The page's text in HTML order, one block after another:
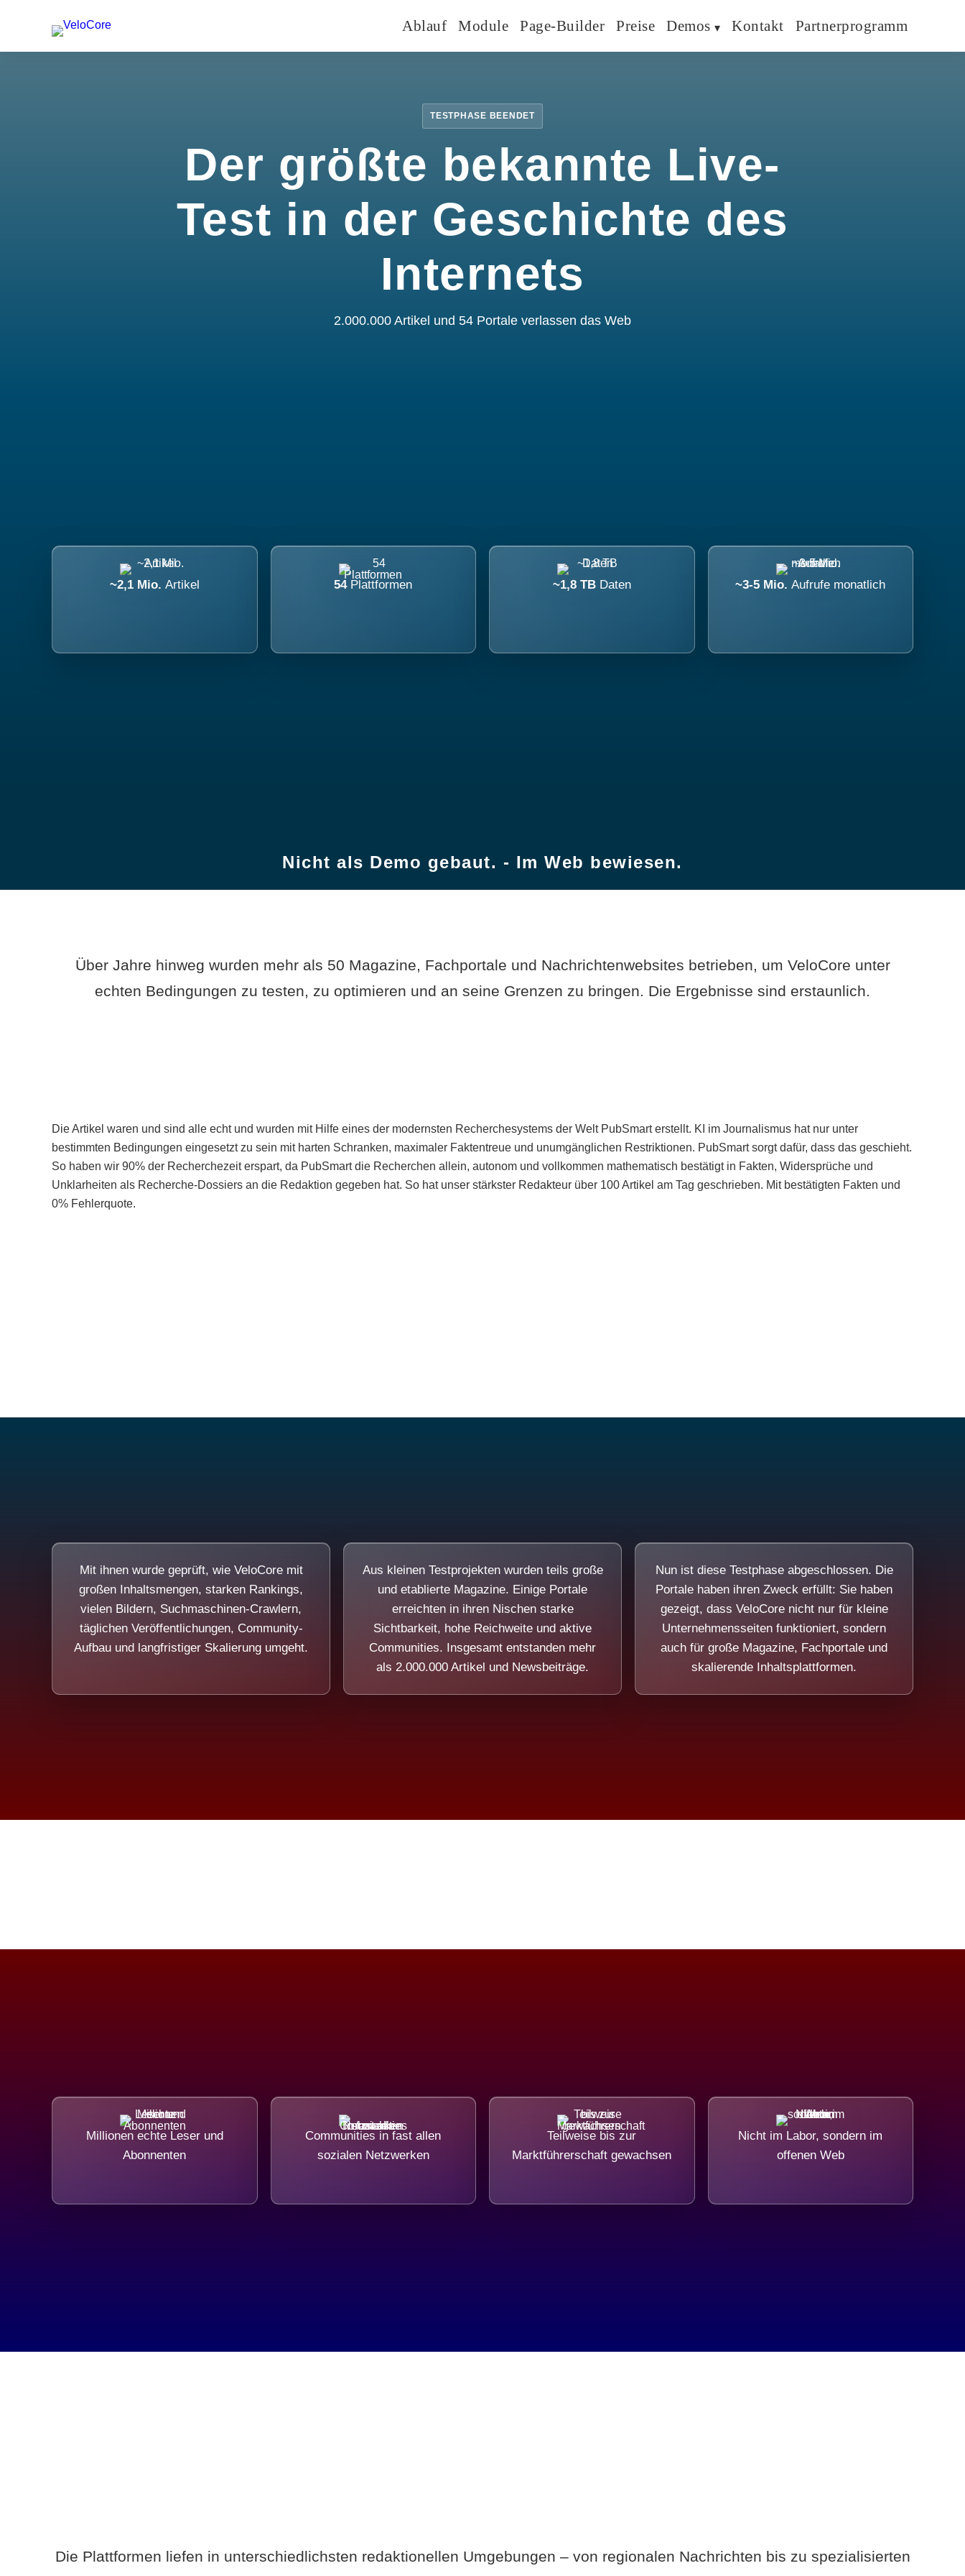
Ablauf Module Page-Builder Preise Demos Kontakt Partnerprogramm
TESTPHASE BEENDET
Der größte bekannte Live-
Test in der Geschichte des
Internets
2.000.000 Artikel und 54 Portale verlassen das Web
~2,1 Mio. Artikel 54 Plattformen ~1,8 TB Daten ~3-5 Mio.Aufrufe monatlich
Nicht als Demo gebaut. - Im Web bewiesen.
Über Jahre hinweg wurden mehr als 50 Magazine, Fachportale und Nachrichtenwebsites betrieben, um VeloCore unter
echten Bedingungen zu testen, zu optimieren und an seine Grenzen zu bringen. Die Ergebnisse sind erstaunlich.
Die Artikel waren und sind alle echt und wurden mit Hilfe eines der modernsten Recherchesystems der Welt PubSmart erstellt. KI im Journalismus hat nur unter
bestimmten Bedingungen eingesetzt zu sein mit harten Schranken, maximaler Faktentreue und unumgänglichen Restriktionen. PubSmart sorgt dafür, dass das geschieht.
So haben wir 90% der Recherchezeit erspart, da PubSmart die Recherchen allein, autonom und vollkommen mathematisch bestätigt in Fakten, Widersprüche und
Unklarheiten als Recherche-Dossiers an die Redaktion gegeben hat. So hat unser stärkster Redakteur über 100 Artikel am Tag geschrieben. Mit bestätigten Fakten und
0% Fehlerquote.
Mit ihnen wurde geprüft, wie VeloCore mit
großen Inhaltsmengen, starken Rankings,
vielen Bildern, Suchmaschinen-Crawlern,
täglichen Veröffentlichungen, Community-
Aufbau und langfristiger Skalierung umgeht.
Aus kleinen Testprojekten wurden teils große
und etablierte Magazine. Einige Portale
erreichten in ihren Nischen starke
Sichtbarkeit, hohe Reichweite und aktive
Communities. Insgesamt entstanden mehr
als 2.000.000 Artikel und Newsbeiträge.
Nun ist diese Testphase abgeschlossen. Die
Portale haben ihren Zweck erfüllt: Sie haben
gezeigt, dass VeloCore nicht nur für kleine
Unternehmensseiten funktioniert, sondern
auch für große Magazine, Fachportale und
skalierende Inhaltsplattformen.
Millionen echte Leser und
Abonnenten
Communities in fast allen
sozialen Netzwerken
Teilweise bis zur
Marktführerschaft gewachsen
Nicht im Labor, sondern im
offenen Web
Die Plattformen liefen in unterschiedlichsten redaktionellen Umgebungen – von regionalen Nachrichten bis zu spezialisierten